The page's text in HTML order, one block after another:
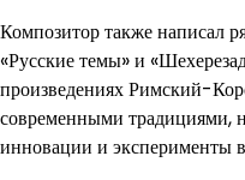
Композитор также написал
«Русские темы» и
произведениях Римский-
современными традициями,
инновации и эксперименты